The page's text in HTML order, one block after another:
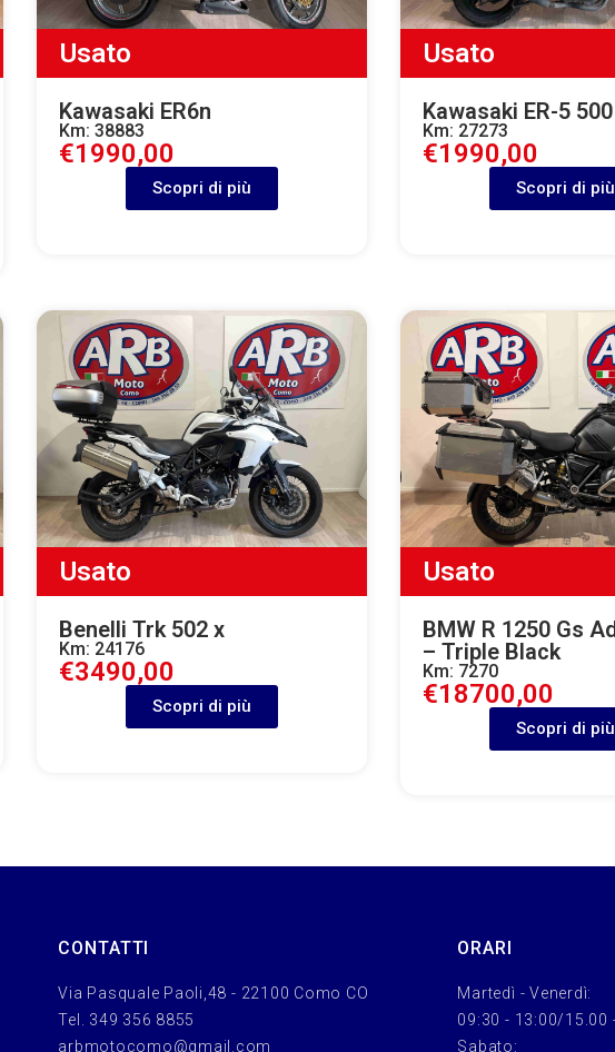
Usato
Kawasaki ER6n
Km: 38883
€1990,00
Scopri di più
Usato
Kawasaki ER-5 500
Km: 27273
€1990,00
Scopri di più
Usato
Benelli Trk 502 x
Km: 24176
€3490,00
Scopri di più
Usato
BMW R 1250 Gs
– Triple Black
Km: 7270
€18700,00
Scopri di più
CONTATTI
Via Pasquale Paoli,48 - 22100 Como CO
Tel. 349 356 8855
arbmotocomo@gmail.com
ORARI
Martedì - Venerdì:
09:30 - 13:00/15.00
Sabato: